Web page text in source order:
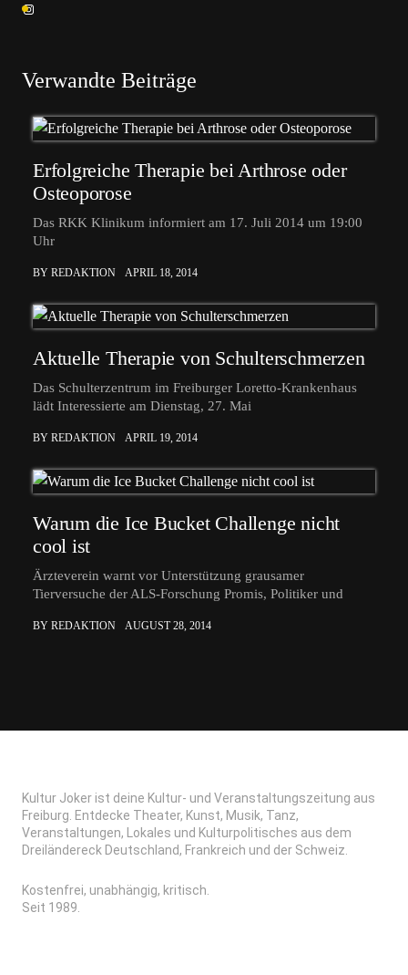
Verwandte Beiträge
Erfolgreiche Therapie bei Arthrose oder
Osteoporose
Das RKK Klinikum informiert am 17. Juli 2014 um 19:00
Uhr
BY REDAKTION APRIL 18, 2014
Aktuelle Therapie von Schulterschmerzen
Das Schulterzentrum im Freiburger Loretto-Krankenhaus
lädt Interessierte am Dienstag, 27. Mai
BY REDAKTION APRIL 19, 2014
Warum die Ice Bucket Challenge nicht
cool ist
Ärzteverein warnt vor Unterstützung grausamer
Tierversuche der ALS-Forschung Promis, Politiker und
BY REDAKTION AUGUST 28, 2014
Kultur Joker ist deine Kultur- und Veranstaltungszeitung aus
Freiburg. Entdecke Theater, Kunst, Musik, Tanz,
Veranstaltungen, Lokales und Kulturpolitisches aus dem
Dreiländereck Deutschland, Frankreich und der Schweiz.
Kostenfrei, unabhängig, kritisch.
Seit 1989.